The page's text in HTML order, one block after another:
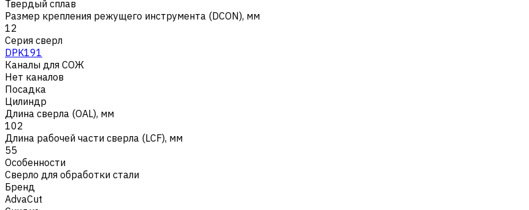
Твердый сплав
Размер крепления режущего инструмента (DCON), мм
12
Серия сверл
DPK191
Каналы для СОЖ
Нет каналов
Посадка
Цилиндр
Длина сверла (OAL), мм
102
Длина рабочей части сверла (LCF), мм
55
Особенности
Сверло для обработки стали
Бренд
AdvaCut